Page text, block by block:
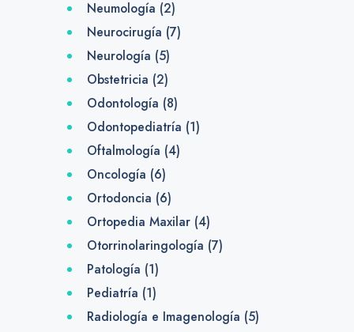
Neumología (2)
Neurocirugía (7)
Neurología (5)
Obstetricia (2)
Odontología (8)
Odontopediatría (1)
Oftalmología (4)
Oncología (6)
Ortodoncia (6)
Ortopedia Maxilar(4)
Otorrinolaringología (7)
Patología (1)
Pediatría (1)
Radiología e Imagenología (5)